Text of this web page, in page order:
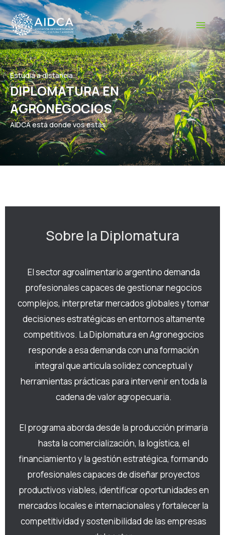
Ir
al
contenido
Estudiá a distancia
DIPLOMATURA EN
AGRONEGOCIOS
AIDCA está donde vos estás
Sobre la Diplomatura
El sector agroalimentario argentino demanda
profesionales capaces de gestionar negocios
complejos, interpretar mercados globales y tomar
decisiones estratégicas en entornos altamente
competitivos. La Diplomatura en Agronegocios
responde a esa demanda con una formación
integral que articula solidez conceptual y
herramientas prácticas para intervenir en toda la
cadena de valor agropecuaria.
El programa aborda desde la producción primaria
hasta la comercialización, la logística, el
financiamiento y la gestión estratégica, formando
profesionales capaces de diseñar proyectos
productivos viables, identificar oportunidades en
mercados locales e internacionales y fortalecer la
competitividad y sostenibilidad de las empresas